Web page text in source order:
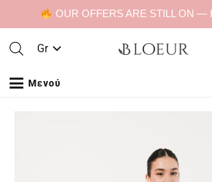
OUR OFFERS ARE STILL ON —
Gr
Μενού